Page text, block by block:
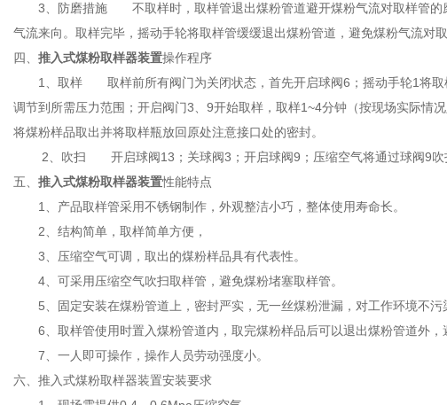
3、防磨措施 不取样时，取样管退出煤粉管道避开煤粉气流对取样管的磨
气流来向。取样完毕，摇动手轮将取样管缓缓退出煤粉管道，避免煤粉气流对
四、 推入式煤粉取样器装置操作程序
1、取样 取样前所有阀门为关闭状态，首先开启球阀6；摇动手轮1将取样
调节到所需压力范围；开启阀门3、9开始取样，取样1~4分钟（按现场实际情
将煤粉样品取出并将取样瓶放回原处注意接口处的密封。
2、吹扫 开启球阀13；关球阀3；开启球阀9；压缩空气将通过球阀9吹
五、 推入式煤粉取样器装置性能特点
1、产品取样管采用不锈钢制作，外观整洁小巧，整体使用寿命长。
2、结构简单，取样简单方便，
3、压缩空气可调，取出的煤粉样品具有代表性。
4、可采用压缩空气吹扫取样管，避免煤粉堵塞取样管。
5、固定安装在煤粉管道上，密封严实，无一丝煤粉泄漏，对工作环境不污
6、取样管使用时置入煤粉管道内，取完煤粉样品后可以退出煤粉管道外，
7、一人即可操作，操作人员劳动强度小。
六、推入式煤粉取样器装置安装要求